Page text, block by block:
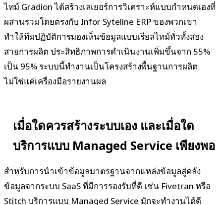
ไทม์ Gradion ได้สร้างเลเยอร์การวิเคราะห์แบบกำหนดเองที่
ผสานรวมโดยตรงกับ Infor Syteline ERP ของพวกเขา
ทำให้ทีมปฏิบัติการมองเห็นข้อมูลแบบเรียลไทม์ทั่วทั้งสอง
สายการผลิต ประสิทธิภาพการดำเนินงานเพิ่มขึ้นจาก 55%
เป็น 95% ระบบนี้ทำงานเป็นโครงสร้างพื้นฐานการผลิต
ไม่ใช่แค่เครื่องมือรายงานผล
เมื่อใดควรสร้างระบบเอง และเมื่อใด
บริการแบบ Managed Service เพียงพอ
สำหรับการนำเข้าข้อมูลมาตรฐานจากแหล่งข้อมูลสู่คลัง
ข้อมูลจากระบบ SaaS ที่มีการรองรับที่ดี เช่น Fivetran หรือ
Stitch บริการแบบ Managed Service มักจะทำงานได้ดี